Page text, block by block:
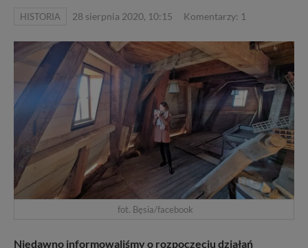
HISTORIA 28 sierpnia 2020, 10:15 Komentarzy: 1
fot. Bęsia/facebook
Niedawno informowaliśmy o rozpoczęciu działań